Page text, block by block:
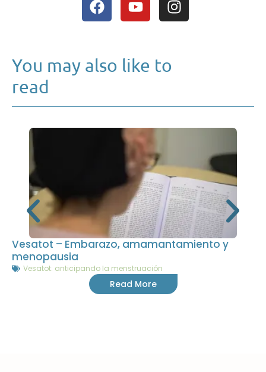
You may also like to
read
Vesatot – Embarazo, amamantamiento y
menopausia
Vesatot: anticipando la menstruación
Read More